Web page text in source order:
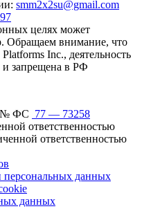
smm2x2su@gmail.com
целях может
Обращаем внимание, что
Inc., деятельность
и запрещена в РФ
№ ФС 77 — 73258
ответственностью
ответственностью
данных
данных